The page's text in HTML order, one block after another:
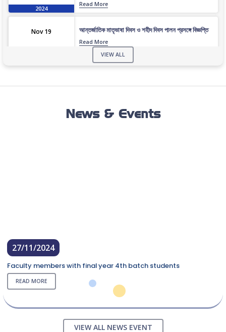
2024
Read More
Nov 19 আন্তর্জাতিক মাতৃভাষা দিবস ও শহীদ দিবস পালন প্রসঙ্গে বিজ্ঞপ্তি
Read More
এপ্রিল ২০২৩ সেমিস্টারের ফাইনাল পরীক্ষার (অনুষ্ঠিতব্য অক্টোবর
ভর্তিকৃত শিক্ষার্থীদের আইডি কার্ড নোটিশ
VIEW ALL
News & Events
27/11/2024
Faculty members with final year 4th batch students
READ MORE
VIEW ALL NEWS EVENT